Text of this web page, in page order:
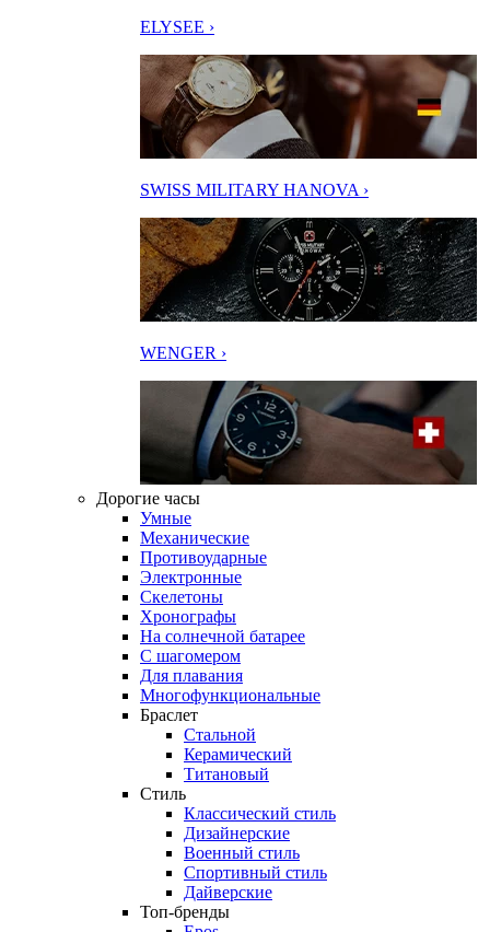
ELYSEE ›
SWISS MILITARY HANOVA ›
WENGER ›
Дорогие часы
Умные
Механические
Противоударные
Электронные
Скелетоны
Хронографы
На солнечной батарее
С шагомером
Для плавания
Многофункциональные
Браслет
Стальной
Керамический
Титановый
Стиль
Классический стиль
Дизайнерские
Военный стиль
Спортивный стиль
Дайверские
Топ-бренды